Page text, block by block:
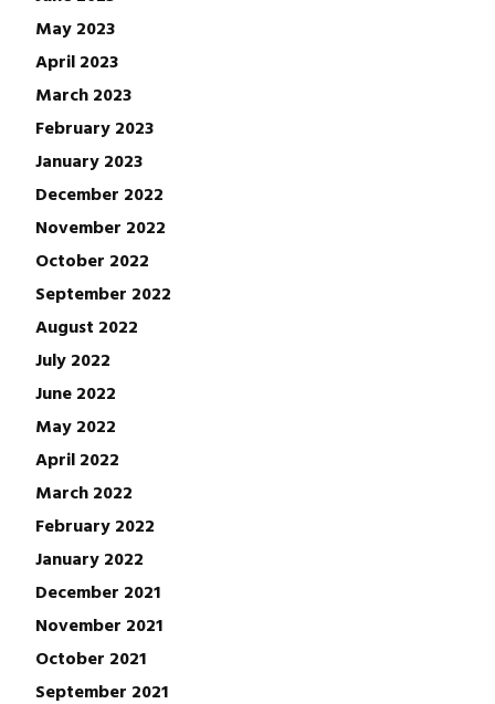
May 2023
April 2023
March 2023
February 2023
January 2023
December 2022
November 2022
October 2022
September 2022
August 2022
July 2022
June 2022
May 2022
April 2022
March 2022
February 2022
January 2022
December 2021
November 2021
October 2021
September 2021